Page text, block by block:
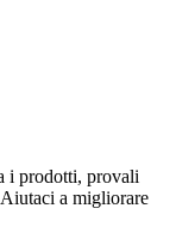
i prodotti, provali
a migliorare